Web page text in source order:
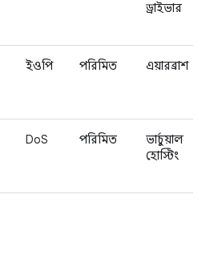
ড্রাইভার
ইওপি পরিমিত এয়ারব্রাশ
DoS পরিমিত
ভার্চুয়াল
হোস্টিং